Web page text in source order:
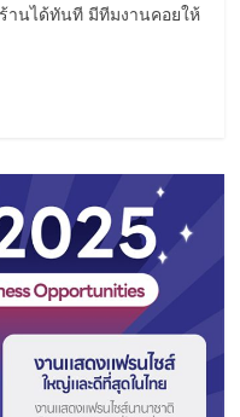
านได้ทันที มีทีมงานคอยให้